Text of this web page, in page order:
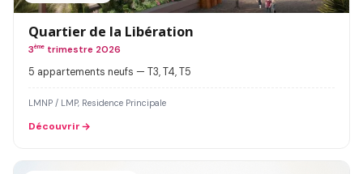
Quartier de la Libération
3ème trimestre 2026
5 appartements neufs — T3, T4, T5
LMNP / LMP, Residence Principale
Découvrir